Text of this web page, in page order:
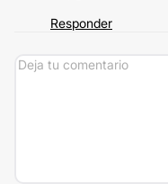
Responder